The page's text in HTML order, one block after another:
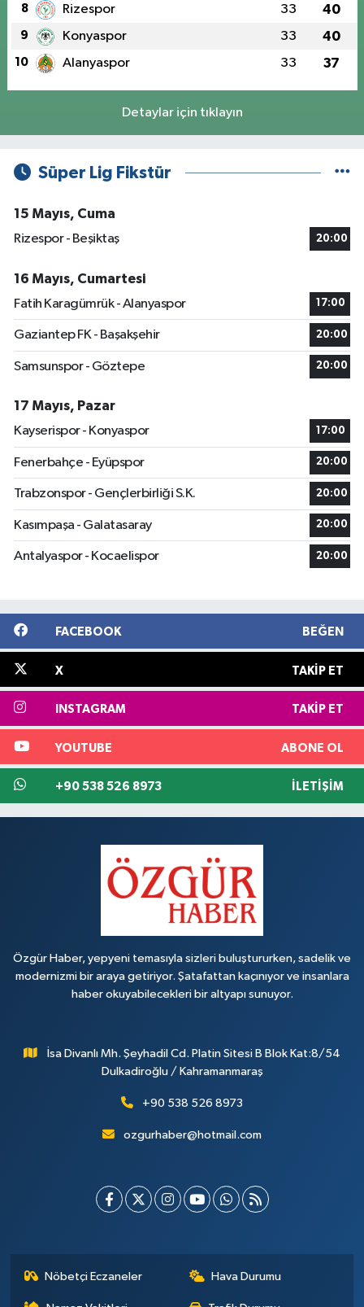
8 Rizespor 33 40
9 Konyaspor 33 40
10 Alanyaspor 33 37
Detaylar için tıklayın
Süper Lig Fikstür
15 Mayıs, Cuma
Rizespor - Beşiktaş
20:00
16 Mayıs, Cumartesi
Fatih Karagümrük - Alanyaspor
17:00
Gaziantep FK - Başakşehir 20:00
Samsunspor - Göztepe 20:00
17 Mayıs, Pazar
Kayserispor - Konyaspor
17:00
Fenerbahçe - Eyüpspor 20:00
Trabzonspor - Gençlerbirliği S.K. 20:00
Kasımpaşa - Galatasaray 20:00
Antalyaspor - Kocaelispor 20:00
FACEBOOK BEĞEN
X TAKIP ET
INSTAGRAM TAKIP ET
YOUTUBE ABONE OL
+90 538 526 8973 İLETIŞIM
Özgür Haber, yepyeni temasıyla sizleri buluştururken, sadelik ve
modernizmi bir araya getiriyor. Şatafattan kaçınıyor ve insanlara
haber okuyabilecekleri bir altyapı sunuyor.
İsa Divanlı Mh. Şeyhadil Cd. Platin Sitesi B Blok Kat:8/54
Dulkadiroğlu / Kahramanmaraş
+90 538 526 8973
ozgurhaber@hotmail.com
Nöbetçi Eczaneler Hava Durumu